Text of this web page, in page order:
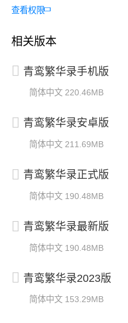
查看权限
相关版本
青鸾繁华录手机版
简体中文 220.46MB
青鸾繁华录安卓版
简体中文 211.69MB
青鸾繁华录正式版
简体中文 190.48MB
青鸾繁华录最新版
简体中文 190.48MB
青鸾繁华录2023版
简体中文 153.29MB